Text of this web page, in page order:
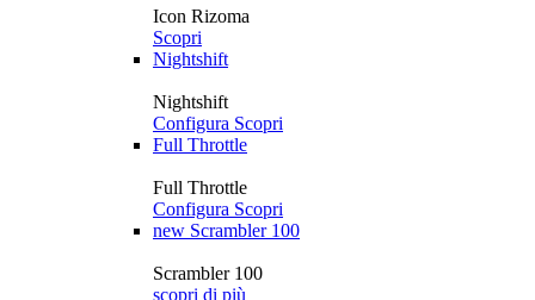
Icon Rizoma
Scopri
Nightshift
Nightshift
Configura Scopri
Full Throttle
Full Throttle
Configura Scopri
new Scrambler 100
Scrambler 100
scopri di più